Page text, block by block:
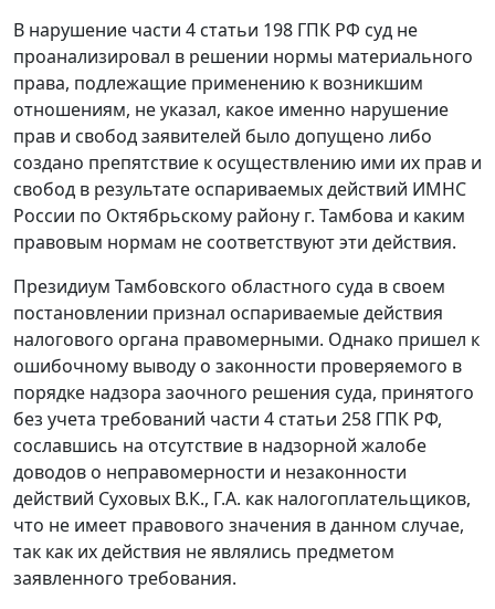
В нарушение части 4 статьи 198 ГПК РФ суд не
проанализировал в решении нормы материального
права, подлежащие применению к возникшим
отношениям, не указал, какое именно нарушение
прав и свобод заявителей было допущено либо
создано препятствие к осуществлению ими их прав и
свобод в результате оспариваемых действий ИМНС
России по Октябрьскому району г. Тамбова и каким
правовым нормам не соответствуют эти действия.
Президиум Тамбовского областного суда в своем
постановлении признал оспариваемые действия
налогового органа правомерными. Однако пришел к
ошибочному выводу о законности проверяемого в
порядке надзора заочного решения суда, принятого
без учета требований части 4 статьи 258 ГПК РФ,
сославшись на отсутствие в надзорной жалобе
доводов о неправомерности и незаконности
действий Суховых В.К., Г.А. как налогоплательщиков,
что не имеет правового значения в данном случае,
так как их действия не являлись предметом
заявленного требования.